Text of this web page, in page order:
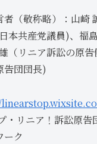
者（敬称略）：山崎
本共産党議員)、福
（リニア訴訟の原
告団団長)
・リニア！訴訟原
ーク